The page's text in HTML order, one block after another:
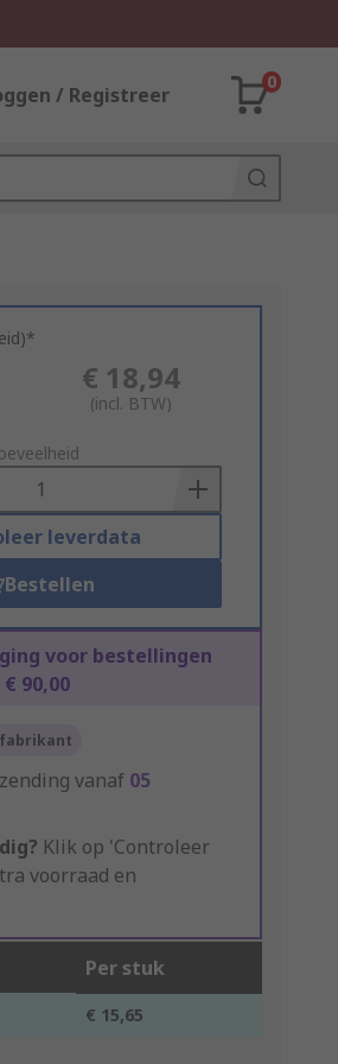
/ Registreer
0
€ 18,94
(incl. BTW)
leverdata
Bestellen
voor bestellingen
90,00
vanaf 05
Klik op 'Controleer
voorraad en
Per stuk
€ 15,65